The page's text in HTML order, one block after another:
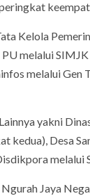
Kelola
melalui
melalui Gen
yakni
kedua), Desa
melalui
Jaya